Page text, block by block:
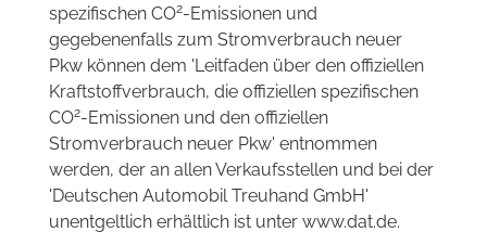
spezifischen CO2-Emissionen und
gegebenenfalls zum Stromverbrauch neuer
Pkw können dem 'Leitfaden über den offiziellen
Kraftstoffverbrauch, die offiziellen spezifischen
CO2-Emissionen und den offiziellen
Stromverbrauch neuer Pkw' entnommen
werden, der an allen Verkaufsstellen und bei der
'Deutschen Automobil Treuhand GmbH'
unentgeltlich erhältlich ist unter www.dat.de.